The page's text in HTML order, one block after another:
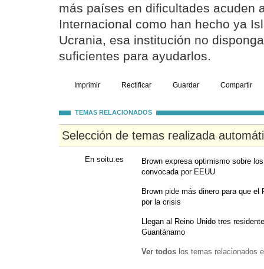
más países en dificultades acuden
Internacional como han hecho ya
Ucrania, esa institución no
suficientes para ayudarlos.
Imprimir Rectificar Guardar Compartir
TEMAS RELACIONADOS
Selección de temas realizada
En soitu.es
Brown expresa optimismo sobre
convocada por EEUU
Brown pide más dinero para que
por la crisis
Llegan al Reino Unido tres
Guantánamo
Ver todos los temas relacionados